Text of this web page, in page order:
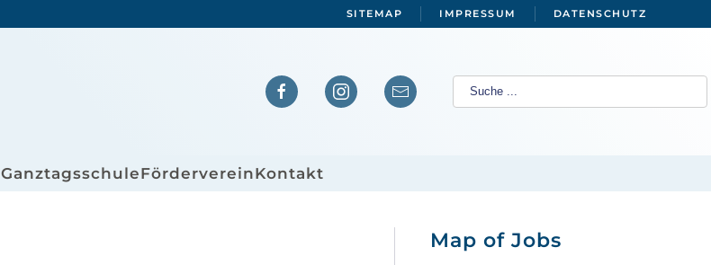
SITEMAP IMPRESSUM DATENSCHUTZ
GanztagsschuleFördervereinKontakt
Map of Jobs